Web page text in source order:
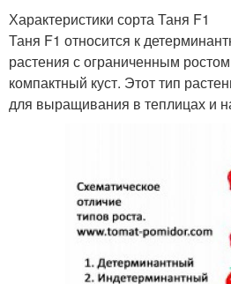
Характеристики сорта Таня F1
Таня F1 относится к
растения с ограниченным
компактный куст. Этот тип
для выращивания в теплицах и